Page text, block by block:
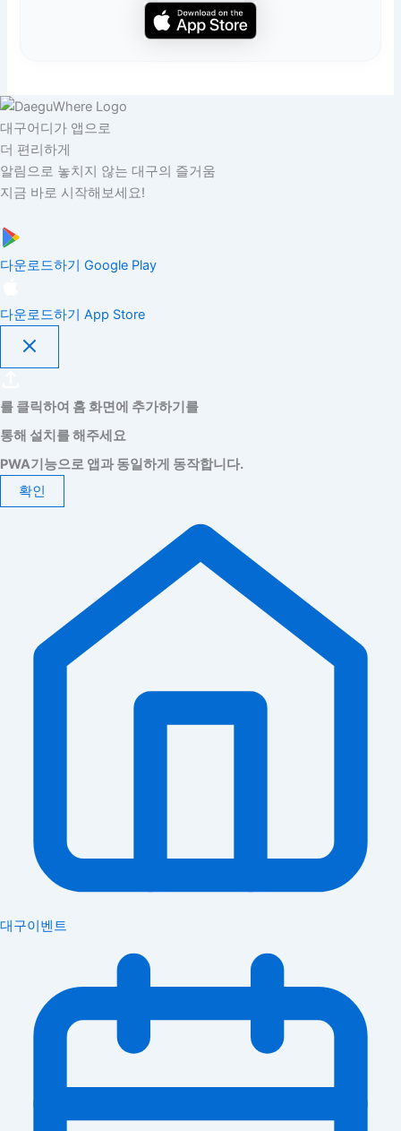
대구어디가 앱으로
더 편리하게
알림으로 놓치지 않는 대구의 즐거움
지금 바로 시작해보세요!
다운로드하기 Google Play
다운로드하기 App Store
를 클릭하여 홈 화면에 추가하기를
통해 설치를 해주세요
PWA기능으로 앱과 동일하게 동작합니다.
확인
대구이벤트